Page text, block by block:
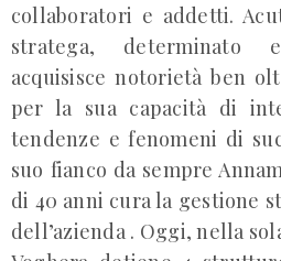
collaboratori e addetti.
stratega, determinato
acquisisce notorietà ben
per la sua capacità di
tendenze e fenomeni di
suo fianco da sempre
di 40 anni cura la gestione
dell’azienda . Oggi, nella